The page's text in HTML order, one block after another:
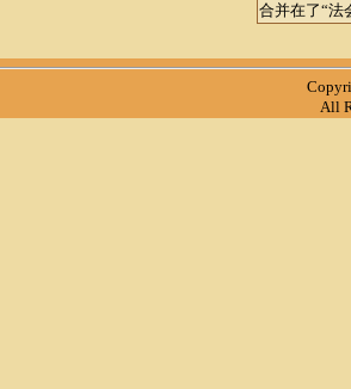
合并在了“法
All